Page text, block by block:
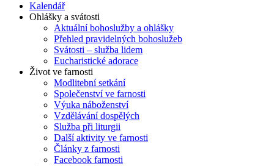
Kalendář
Ohlášky a svátosti
Aktuální bohoslužby a ohlášky
Přehled pravidelných bohoslužeb
Svátosti – služba lidem
Eucharistické adorace
Život ve farnosti
Modlitební setkání
Společenství ve farnosti
Výuka náboženství
Vzdělávání dospělých
Služba při liturgii
Další aktivity ve farnosti
Články z farnosti
Facebook farnosti